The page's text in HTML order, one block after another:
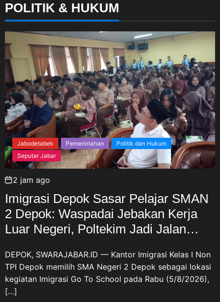
POLITIK & HUKUM
Jabodetabek Pemerintahan
Politik dan Hukum
Seputar Jabar
2 jam ago
Imigrasi Depok Sasar Pelajar SMAN
2 Depok: Waspadai Jebakan Kerja
Luar Negeri, Poltekim Jadi Jalan
DEPOK, SWARAJABAR.ID — Kantor Imigrasi Kelas I Non
TPI Depok memilih SMA Negeri 2 Depok sebagai lokasi
kegiatan Imigrasi Go To School pada Rabu (5/8/2026),
[…]